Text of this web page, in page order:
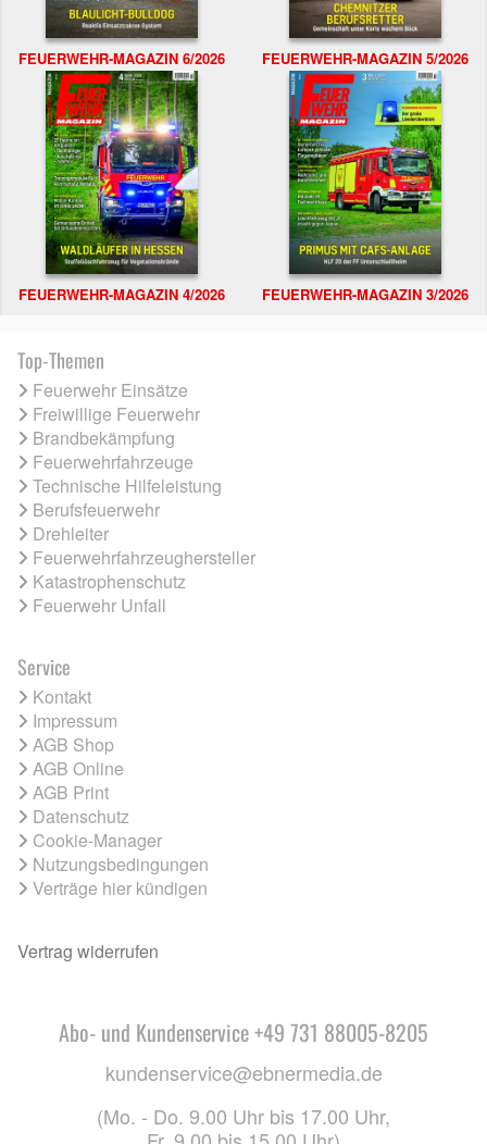
FEUERWEHR-MAGAZIN 6/2026 FEUERWEHR-MAGAZIN 5/2026
FEUERWEHR-MAGAZIN 4/2026 FEUERWEHR-MAGAZIN 3/2026
Top-Themen
Feuerwehr Einsätze
Freiwillige Feuerwehr
Brandbekämpfung
Feuerwehrfahrzeuge
Technische Hilfeleistung
Berufsfeuerwehr
Drehleiter
Feuerwehrfahrzeughersteller
Katastrophenschutz
Feuerwehr Unfall
Service
Kontakt
Impressum
AGB Shop
AGB Online
AGB Print
Datenschutz
Cookie-Manager
Nutzungsbedingungen
Verträge hier kündigen
Vertrag widerrufen
Abo- und Kundenservice +49 731 88005-8205
kundenservice@ebnermedia.de
(Mo. - Do. 9.00 Uhr bis 17.00 Uhr,